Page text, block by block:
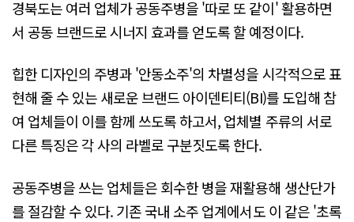
경북도는 여러 업체가 공동주병을 '따로 또 같이' 활용하면
서 공동 브랜드로 시너지 효과를 얻도록 할 예정이다.
힙한 디자인의 주병과 '안동소주'의 차별성을 시각적으로 표
현해 줄 수 있는 새로운 브랜드 아이덴티티(BI)를 도입해 참
여 업체들이 이를 함께 쓰도록 하고서, 업체별 주류의 서로
다른 특징은 각 사의 라벨로 구분짓도록 한다.
공동주병을 쓰는 업체들은 회수한 병을 재활용해 생산단가
를 절감할 수 있다. 기존 국내 소주 업계에서도 이 같은 '초록